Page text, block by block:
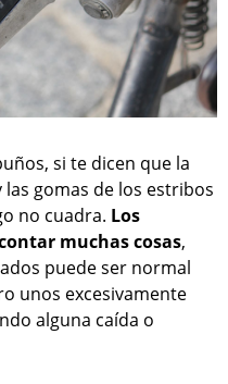
si te dicen que la
gomas de los estribos
no cuadra. Los
muchas cosas,
puede ser normal
unos excesivamente
alguna caída o